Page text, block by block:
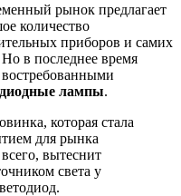
рынок предлагает
количество
приборов и самих
в последнее время
востребованными
лампы.
которая стала
для рынка
вытеснит
света у